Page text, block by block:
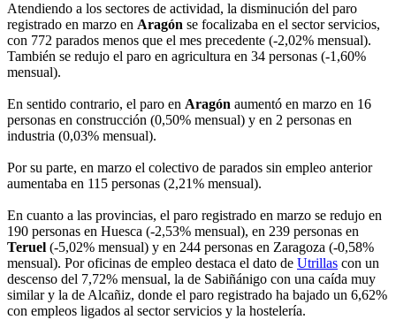
Atendiendo a los sectores de actividad, la disminución del paro
registrado en marzo en Aragón se focalizaba en el sector servicios,
con 772 parados menos que el mes precedente (-2,02% mensual).
También se redujo el paro en agricultura en 34 personas (-1,60%
mensual).
En sentido contrario, el paro en Aragón aumentó en marzo en 16
personas en construcción (0,50% mensual) y en 2 personas en
industria (0,03% mensual).
Por su parte, en marzo el colectivo de parados sin empleo anterior
aumentaba en 115 personas (2,21% mensual).
En cuanto a las provincias, el paro registrado en marzo se redujo en
190 personas en Huesca (-2,53% mensual), en 239 personas en
Teruel (-5,02% mensual) y en 244 personas en Zaragoza (-0,58%
mensual). Por oficinas de empleo destaca el dato de Utrillas con un
descenso del 7,72% mensual, la de Sabiñánigo con una caída muy
similar y la de Alcañiz, donde el paro registrado ha bajado un 6,62%
con empleos ligados al sector servicios y la hostelería.